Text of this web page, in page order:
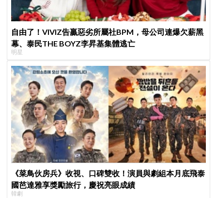
自由了！VIVIZ告贏惡劣所屬社BPM，母公司連爆欠薪黑
幕、泰民THE BOYZ李昇基集體逃亡
明星
《菜鳥伙房兵》收視、口碑雙收！演員與劇組本月底飛泰
國芭達雅享獎勵旅行，慶祝亮眼成績
韓劇